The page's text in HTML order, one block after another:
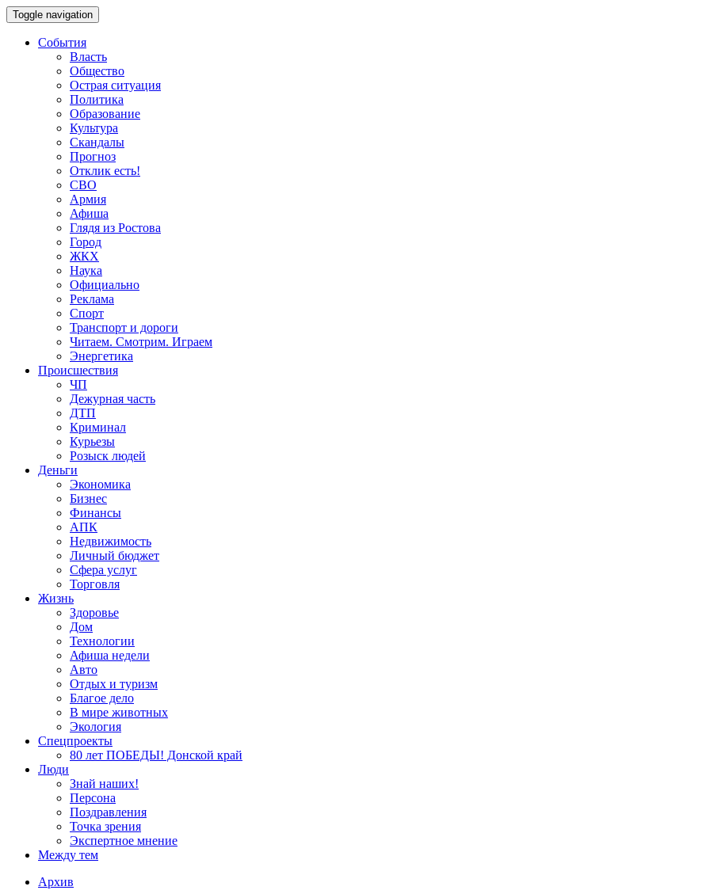
Toggle navigation
События
Власть
Общество
Острая ситуация
Политика
Образование
Культура
Скандалы
Прогноз
Отклик есть!
СВО
Армия
Афиша
Глядя из Ростова
Город
ЖКХ
Наука
Официально
Реклама
Спорт
Транспорт и дороги
Читаем. Смотрим. Играем
Энергетика
Происшествия
ЧП
Дежурная часть
ДТП
Криминал
Курьезы
Розыск людей
Деньги
Экономика
Бизнес
Финансы
АПК
Недвижимость
Личный бюджет
Сфера услуг
Торговля
Жизнь
Здоровье
Дом
Технологии
Афиша недели
Авто
Отдых и туризм
Благое дело
В мире животных
Экология
Спецпроекты
80 лет ПОБЕДЫ! Донской край
Люди
Знай наших!
Персона
Поздравления
Точка зрения
Экспертное мнение
Между тем
Архив